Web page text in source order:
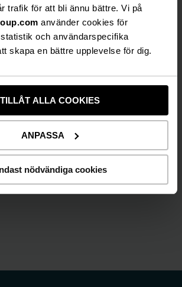
trafik för att bli ännu bättre. Vi på
använder cookies för
och användarspecifika
skapa en bättre upplevelse för dig.
TILLÅT ALLA COOKIES
ANPASSA
nödvändiga cookies
Martin du Hane
Kungsportsgruppen